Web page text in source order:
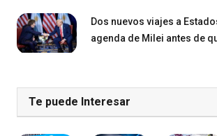
Dos nuevos viajes a
agenda de Milei antes de
Te puede Interesar